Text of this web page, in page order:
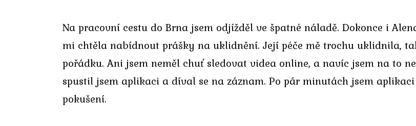
Na pracovní cestu do Brna jsem odjížděl ve špatné náladě. Dokonce i
mi chtěla nabídnout prášky na uklidnění. Její péče mě trochu uklidnila,
pořádku. Ani jsem neměl chuť sledovat videa online, a navíc jsem na to
spustil jsem aplikaci a díval se na záznam. Po pár minutách jsem
pokušení.